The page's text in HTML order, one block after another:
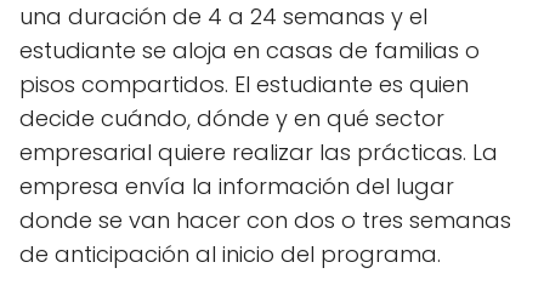
una duración de 4 a 24 semanas y el
estudiante se aloja en casas de familias o
pisos compartidos. El estudiante es quien
decide cuándo, dónde y en qué sector
empresarial quiere realizar las prácticas. La
empresa envía la información del lugar
donde se van hacer con dos o tres semanas
de anticipación al inicio del programa.